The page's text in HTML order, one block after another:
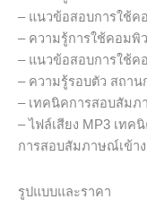
– แนวข้อสอบการใช้ค
– ความรู้การใช้คอมพิ
– แนวข้อสอบการใช้ค
– ความรู้รอบตัว สถา
– เทคนิคการสอบสัม
– ไฟล์เสียง MP3 เทค
การสอบสัมภาษณ์เข้า
รูปแบบและราคา